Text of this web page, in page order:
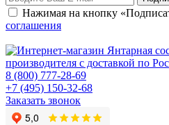
Нажимая на кнопку
соглашения
8 (800) 777-28-69
+7 (495) 150-32-68
Заказать звонок